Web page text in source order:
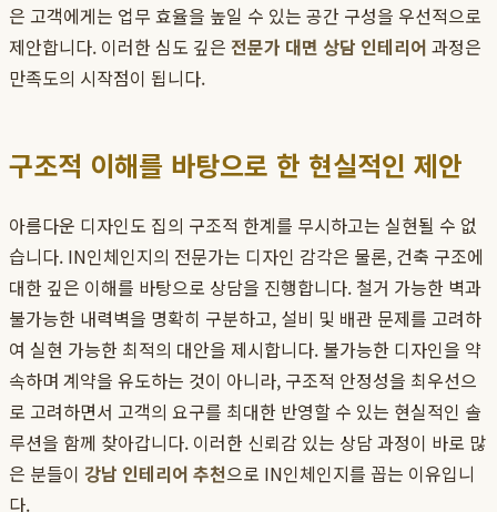
은 고객에게는 업무 효율을 높일 수 있는 공간 구성을 우선적으로
제안합니다. 이러한 심도 깊은 전문가 대면 상담 인테리어 과정은
만족도의 시작점이 됩니다.
구조적 이해를 바탕으로 한 현실적인 제안
아름다운 디자인도 집의 구조적 한계를 무시하고는 실현될 수 없
습니다. IN인체인지의 전문가는 디자인 감각은 물론, 건축 구조에
대한 깊은 이해를 바탕으로 상담을 진행합니다. 철거 가능한 벽과
불가능한 내력벽을 명확히 구분하고, 설비 및 배관 문제를 고려하
여 실현 가능한 최적의 대안을 제시합니다. 불가능한 디자인을 약
속하며 계약을 유도하는 것이 아니라, 구조적 안정성을 최우선으
로 고려하면서 고객의 요구를 최대한 반영할 수 있는 현실적인 솔
루션을 함께 찾아갑니다. 이러한 신뢰감 있는 상담 과정이 바로 많
은 분들이 강남 인테리어 추천으로 IN인체인지를 꼽는 이유입니
다.